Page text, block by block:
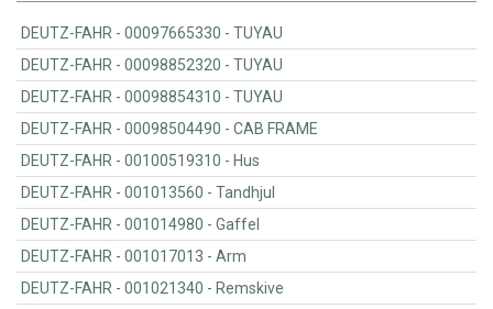
DEUTZ-FAHR - 00097665330 - TUYAU
DEUTZ-FAHR - 00098852320 - TUYAU
DEUTZ-FAHR - 00098854310 - TUYAU
DEUTZ-FAHR - 00098504490 - CAB FRAME
DEUTZ-FAHR - 00100519310 - Hus
DEUTZ-FAHR - 001013560 - Tandhjul
DEUTZ-FAHR - 001014980 - Gaffel
DEUTZ-FAHR - 001017013 - Arm
DEUTZ-FAHR - 001021340 - Remskive